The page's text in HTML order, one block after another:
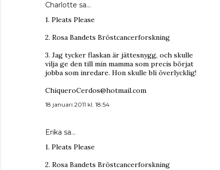
Charlotte sa…
1. Pleats Please
2. Rosa Bandets Bröstcancerforskning
3. Jag tycker flaskan är jättesnygg, och skulle
vilja ge den till min mamma som precis börjat
jobba som inredare. Hon skulle bli överlycklig!
ChiqueroCerdos@hotmail.com
18 januari 2011 kl. 18:54
Erika sa…
1. Pleats Please
2. Rosa Bandets Bröstcancerforskning